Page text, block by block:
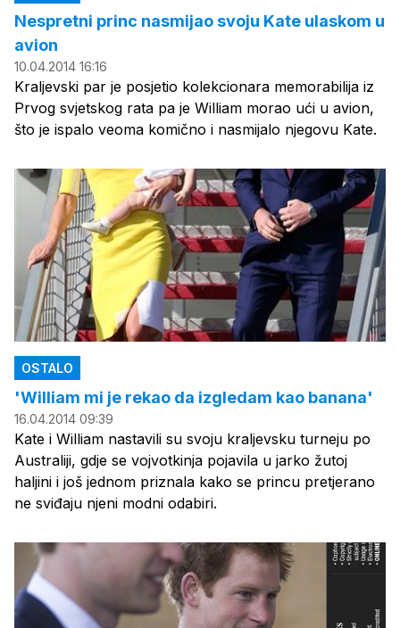
Nespretni princ nasmijao svoju Kate ulaskom u
avion
10.04.2014 16:16
Kraljevski par je posjetio kolekcionara memorabilija iz
Prvog svjetskog rata pa je William morao ući u avion,
što je ispalo veoma komično i nasmijalo njegovu Kate.
OSTALO
'William mi je rekao da izgledam kao banana'
16.04.2014 09:39
Kate i William nastavili su svoju kraljevsku turneju po
Australiji, gdje se vojvotkinja pojavila u jarko žutoj
haljini i još jednom priznala kako se princu pretjerano
ne sviđaju njeni modni odabiri.